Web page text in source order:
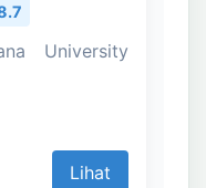
University
Lihat